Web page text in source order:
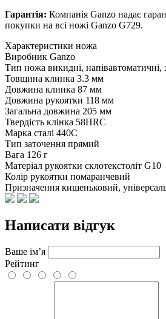
Гарантія: Компанія Ganzo надає
покупки на всі ножі Ganzo G729.
Характеристики ножа
Виробник Ganzo
Тип ножа викидні,
Товщина клинка 3.3 мм
Довжина клинка 87 мм
Довжина рукоятки 118 мм
Загальна довжина 205 мм
Твердість клінка 58HRC
Марка сталі 440C
Тип заточення прямий
Вага 126 г
Матеріал рукоятки склотекстоліт G10
Колір рукоятки помаранчевий
Призначення кишеньковий,
Написати відгук
Ваше ім’я
Рейтинг